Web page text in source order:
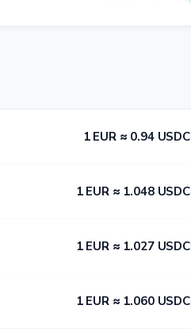
1 EUR ≈ 0.94 USDC
1 EUR ≈ 1.048 USDC
1 EUR ≈ 1.027 USDC
1 EUR ≈ 1.060 USDC